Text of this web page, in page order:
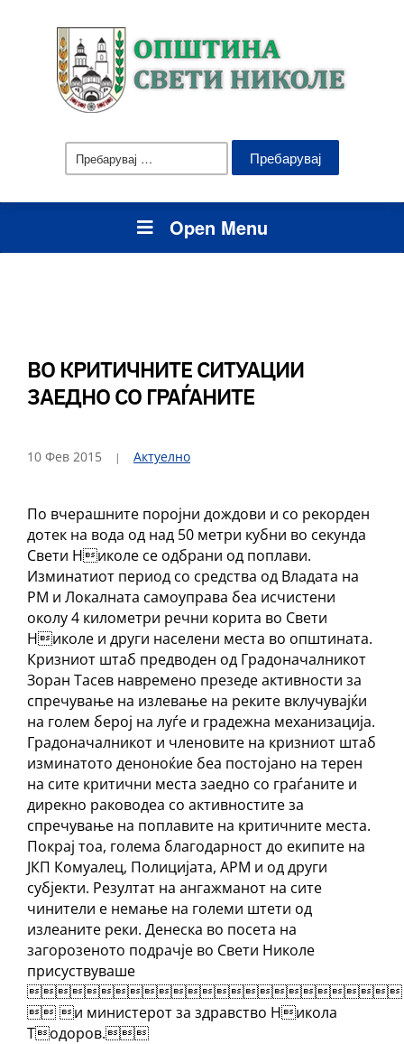
Пребарувај
за:
Open Menu
ВО КРИТИЧНИТЕ СИТУАЦИИ
ЗАЕДНО СО ГРАЃАНИТЕ
10 Фев 2015 Актуелно
По вчерашните поројни дождови и со рекорден
дотек на вода од над 50 метри кубни во секунда
Свети Николе се одбрани од поплави.
Изминатиот период со средства од Владата на
РМ и Локалната самоуправа беа исчистени
околу 4 километри речни корита во Свети
Николе и други населени места во општината.
Кризниот штаб предводен од Градоначалникот
Зоран Тасев навремено презеде активности за
спречување на излевање на реките вклучувајќи
на голем берој на луѓе и градежна механизација.
Градоначалникот и членовите на кризниот штаб
изминатото деноноќие беа постојано на терен
на сите критични места заедно со граѓаните и
дирекно раководеа со активностите за
спречување на поплавите на критичните места.
Покрај тоа, голема благодарност до екипите на
ЈКП Комуалец, Полицијата, АРМ и од други
субјекти. Резултат на ангажманот на сите
чинители е немање на големи штети од
излеаните реки. Денеска во посета на
загорозеното подрачје во Свети Николе
присуствуваше

 и министерот за здравство Никола
Тодоров.